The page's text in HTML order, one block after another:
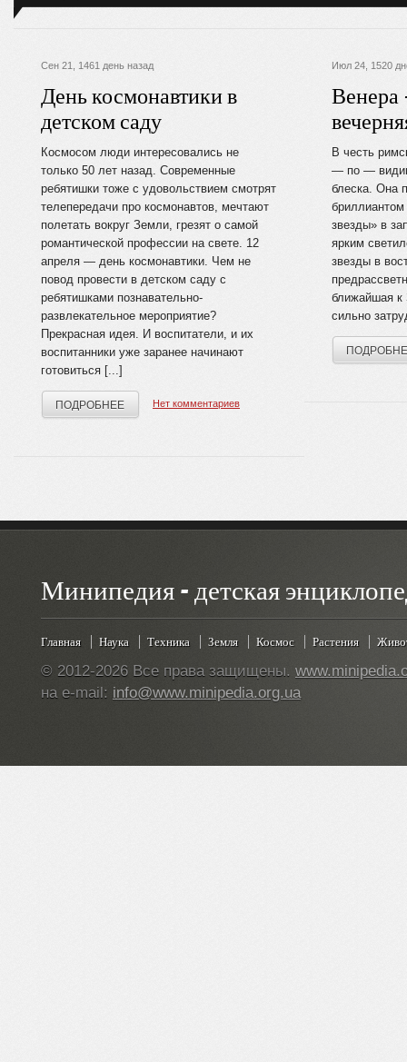
Сен 21, 1461 день назад
День космонавтики в
детском саду
Космосом люди интересовались не
только 50 лет назад. Современные
ребятишки тоже с удовольствием смотрят
телепередачи про космонавтов, мечтают
полетать вокруг Земли, грезят о самой
романтической профессии на свете. 12
апреля — день космонавтики. Чем не
повод провести в детском саду с
ребятишками познавательно-
развлекательное мероприятие?
Прекрасная идея. И воспитатели, и их
воспитанники уже заранее начинают
готовиться [...]
ПОДРОБНЕЕ Нет комментариев
Июл 24, 1520
Венера
В честь
— по —
блеска. Она
бриллиантом
звезды» в
ярким
звезды в
ближайшая к
сильно
Минипедия - детская
Главная Наука Техника Земля Космос Растения
© 2012-2026 Все права защищены.
на e-mail: info@www.minipedia.org.ua